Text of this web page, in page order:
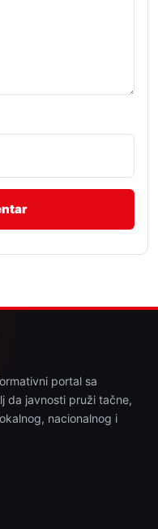
portal sa
da javnosti pruži tačne,
nacionalnog i